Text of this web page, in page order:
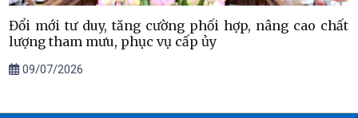
Đổi mới tư duy, tăng cường phối hợp, nâng cao chất
lượng tham mưu, phục vụ cấp ủy
09/07/2026